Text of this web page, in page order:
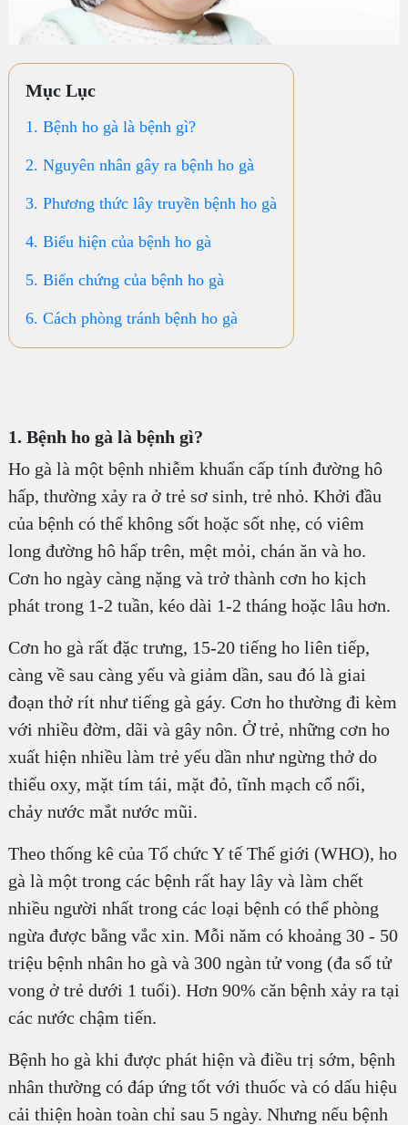
Mục Lục
1. Bệnh ho gà là bệnh gì?
2. Nguyên nhân gây ra bệnh ho gà
3. Phương thức lây truyền bệnh ho gà
4. Biểu hiện của bệnh ho gà
5. Biến chứng của bệnh ho gà
6. Cách phòng tránh bệnh ho gà
1. Bệnh ho gà là bệnh gì?
Ho gà là một bệnh nhiễm khuẩn cấp tính đường hô
hấp, thường xảy ra ở trẻ sơ sinh, trẻ nhỏ. Khởi đầu
của bệnh có thể không sốt hoặc sốt nhẹ, có viêm
long đường hô hấp trên, mệt mỏi, chán ăn và ho.
Cơn ho ngày càng nặng và trở thành cơn ho kịch
phát trong 1-2 tuần, kéo dài 1-2 tháng hoặc lâu hơn.
Cơn ho gà rất đặc trưng, 15-20 tiếng ho liên tiếp,
càng về sau càng yếu và giảm dần, sau đó là giai
đoạn thở rít như tiếng gà gáy. Cơn ho thường đi kèm
với nhiều đờm, dãi và gây nôn. Ở trẻ, những cơn ho
xuất hiện nhiều làm trẻ yếu dần như ngừng thở do
thiếu oxy, mặt tím tái, mặt đỏ, tĩnh mạch cổ nổi,
chảy nước mắt nước mũi.
Theo thống kê của Tổ chức Y tế Thế giới (WHO), ho
gà là một trong các bệnh rất hay lây và làm chết
nhiều người nhất trong các loại bệnh có thể phòng
ngừa được bằng vắc xin. Mỗi năm có khoảng 30 - 50
triệu bệnh nhân ho gà và 300 ngàn tử vong (đa số tử
vong ở trẻ dưới 1 tuổi). Hơn 90% căn bệnh xảy ra tại
các nước chậm tiến.
Bệnh ho gà khi được phát hiện và điều trị sớm, bệnh
nhân thường có đáp ứng tốt với thuốc và có dấu hiệu
cải thiện hoàn toàn chỉ sau 5 ngày. Nhưng nếu bệnh